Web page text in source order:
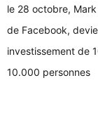
le 28 octobre,
de Facebook,
investissement de
10.000 personnes